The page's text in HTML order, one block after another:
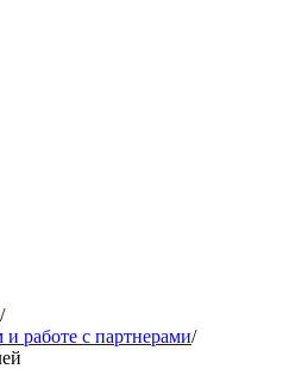
/
работе с партнерами/